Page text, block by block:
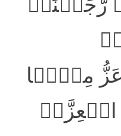
رَّجَعۡنَاۤ
مِنۡہَا
الۡعِزَّۃُ